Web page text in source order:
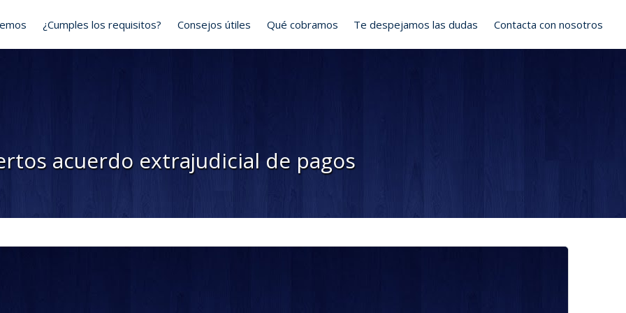
acuerdo extrajudicial de pagos
¿Cumples los requisitos? Consejos útiles Qué cobramos Te despejamos las dudas Contacta con nosotros